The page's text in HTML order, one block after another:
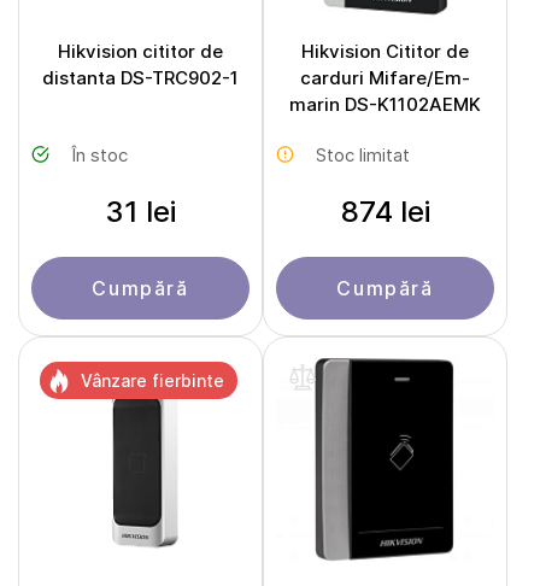
Hikvision cititor de
distanta DS-TRC902-1
În stoc
31 lei
Cumpără
Hikvision Cititor de
carduri Mifare/Em-
marin DS-K1102AEMK
Stoc limitat
874 lei
Cumpără
Vânzare fierbinte